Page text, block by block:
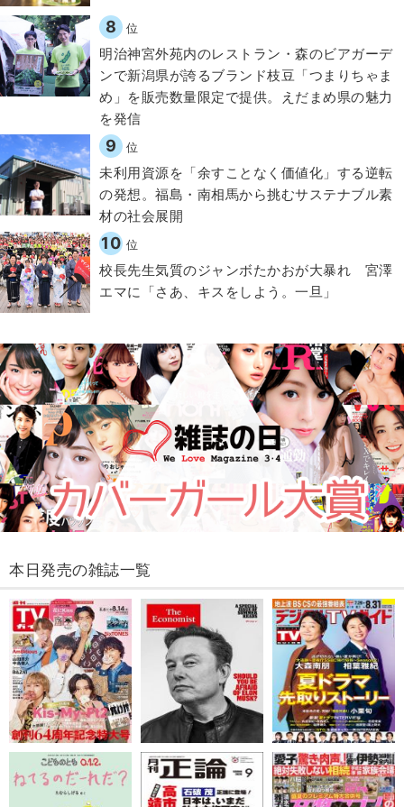
8 位
明治神宮外苑内のレストラン・森のビアガーデ
ンで新潟県が誇るブランド枝豆「つまりちゃま
め」を販売数量限定で提供。えだまめ県の魅力
を発信
9 位
​​未利用資源を「余すことなく価値化」する逆転
の発想。福島・南相馬から挑むサステナブル素
材の社会展開​
10 位
校長先生気質のジャンボたかおが大暴れ 宮澤
エマに「さあ、キスをしよう。一旦」
本日発売の雑誌一覧